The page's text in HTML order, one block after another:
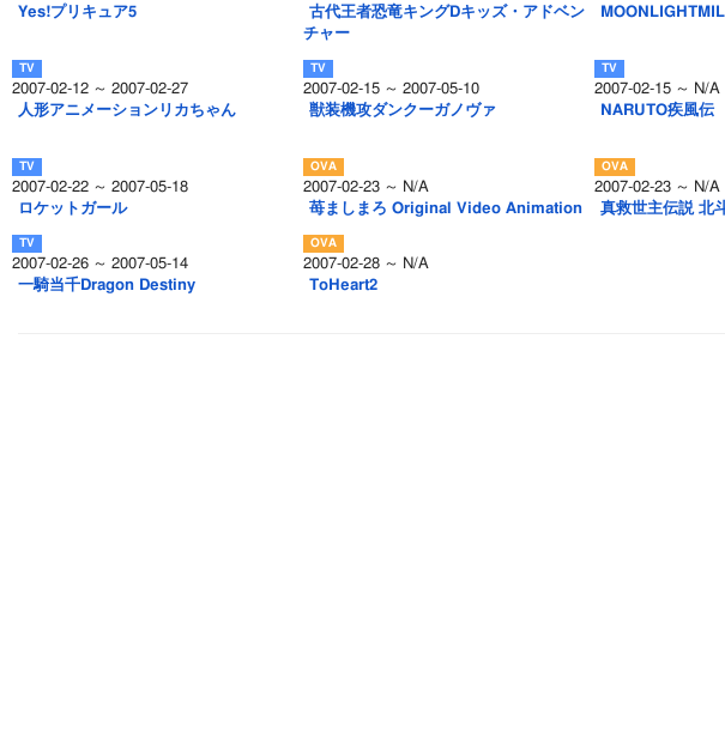
Yes!プリキュア5
古代王者恐竜キングDキッズ・アドベン
チャー
2007-02-12 ～ 2007-02-27
人形アニメーションリカちゃん
2007-02-15 ～ 2007-05-10
獣装機攻ダンクーガノヴァ
2007-02-15 ～ N/A
NARUTO疾風伝
2007-02-22 ～ 2007-05-18
ロケットガール
2007-02-23 ～ N/A
苺ましまろ Original Video Animation
2007-02-23 ～ N/A
真救世主伝説 北
2007-02-26 ～ 2007-05-14
一騎当千Dragon Destiny
2007-02-28 ～ N/A
ToHeart2